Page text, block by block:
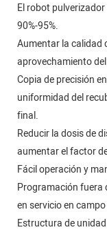
El robot
90%-95%.
Aumentar la calidad
aprovechamiento
Copia de precisión
uniformidad del
final.
Reducir la dosis de
aumentar el factor
Fácil operación y
Programación fuera
en servicio en campo
Estructura de